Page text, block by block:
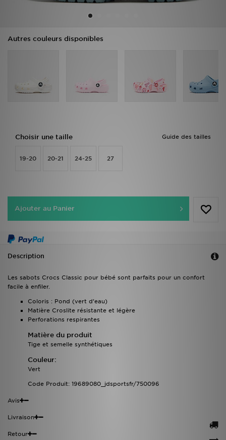
Autres couleurs disponibles
Guide des tailles
Choisir une taille
19-20 20-21 24-25 27
Ajouter au Panier
Description
Les sabots Crocs Classic pour bébé sont parfaits pour un confort
facile à enfiler.
Coloris : Pond (vert d’eau)
Matière Croslite résistante et légère
Perforations respirantes
Matière du produit
Tige et semelle synthétiques
Couleur:
Vert
Code Produit: 19689080_jdsportsfr/750096
Avis
Livraison
Retour
Nos Magasins